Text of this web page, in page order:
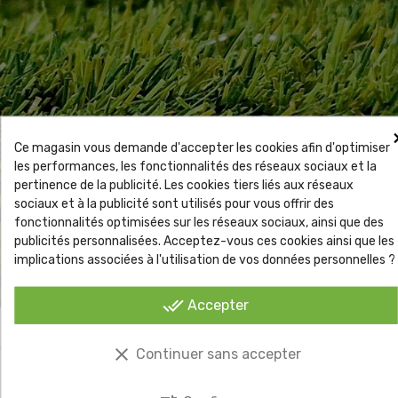
archive ag'co gazon synthétique
Ce magasin vous demande d'accepter les cookies afin d'optimiser
les performances, les fonctionnalités des réseaux sociaux et la
pertinence de la publicité. Les cookies tiers liés aux réseaux
sociaux et à la publicité sont utilisés pour vous offrir des
fonctionnalités optimisées sur les réseaux sociaux, ainsi que des
publicités personnalisées. Acceptez-vous ces cookies ainsi que les
implications associées à l'utilisation de vos données personnelles ?
done_all Accepter
clear Continuer sans accepter